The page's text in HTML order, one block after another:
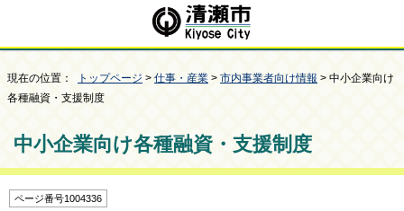
現在の位置： トップページ > 仕事・産業 > 市内事業者向け情報 > 中小企業向け
各種融資・支援制度
中小企業向け各種融資・支援制度
ページ番号1004336